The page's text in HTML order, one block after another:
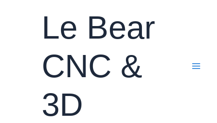
Le Bear
CNC &
3D